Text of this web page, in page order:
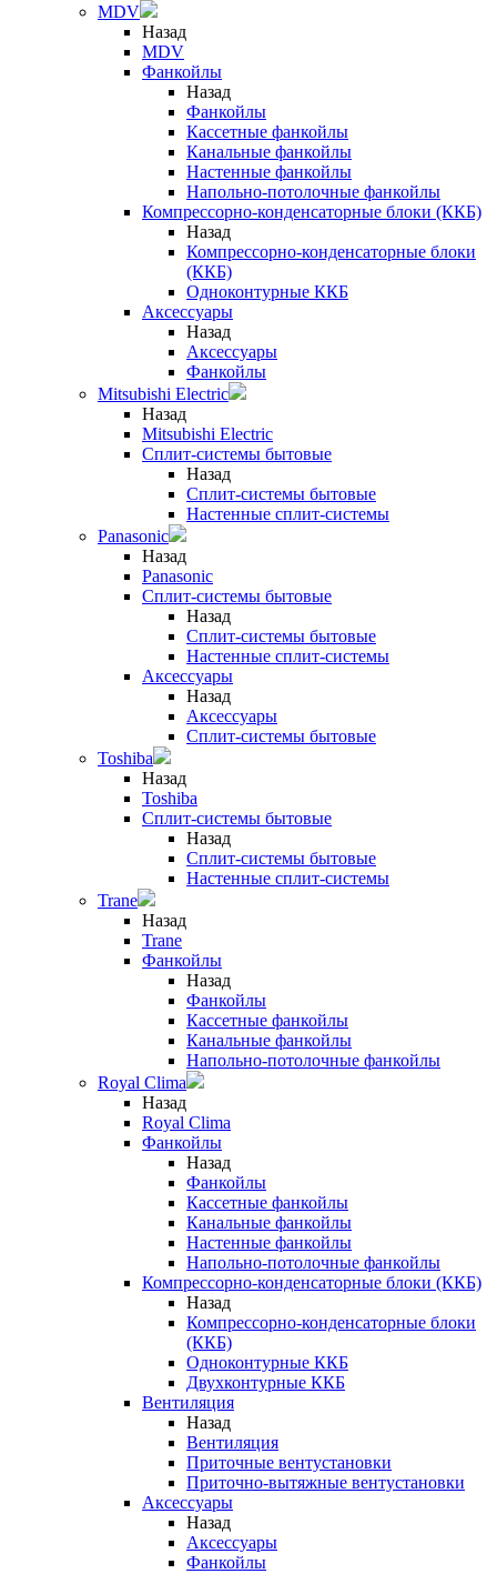
MDV
Назад
MDV
Фанкойлы
Назад
Фанкойлы
Кассетные фанкойлы
Канальные фанкойлы
Настенные фанкойлы
Напольно-потолочные фанкойлы
Компрессорно-конденсаторные блоки (ККБ)
Назад
Компрессорно-конденсаторные блоки
(ККБ)
Одноконтурные ККБ
Аксессуары
Назад
Аксессуары
Фанкойлы
Mitsubishi Electric
Назад
Mitsubishi Electric
Сплит-системы бытовые
Назад
Сплит-системы бытовые
Настенные сплит-системы
Panasonic
Назад
Panasonic
Сплит-системы бытовые
Назад
Сплит-системы бытовые
Настенные сплит-системы
Аксессуары
Назад
Аксессуары
Сплит-системы бытовые
Toshiba
Назад
Toshiba
Сплит-системы бытовые
Назад
Сплит-системы бытовые
Настенные сплит-системы
Trane
Назад
Trane
Фанкойлы
Назад
Фанкойлы
Кассетные фанкойлы
Канальные фанкойлы
Напольно-потолочные фанкойлы
Royal Clima
Назад
Royal Clima
Фанкойлы
Назад
Фанкойлы
Кассетные фанкойлы
Канальные фанкойлы
Настенные фанкойлы
Напольно-потолочные фанкойлы
Компрессорно-конденсаторные блоки (ККБ)
Назад
Компрессорно-конденсаторные блоки
(ККБ)
Одноконтурные ККБ
Двухконтурные ККБ
Вентиляция
Назад
Вентиляция
Приточные вентустановки
Приточно-вытяжные вентустановки
Аксессуары
Назад
Аксессуары
Фанкойлы